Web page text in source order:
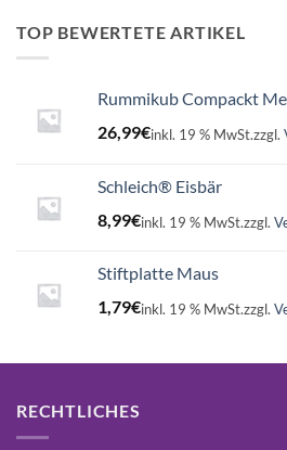
TOP BEWERTETE ARTIKEL
Rummikub Compackt
26,99€inkl. 19 % MwSt.zzgl.
Schleich® Eisbär
8,99€inkl. 19 % MwSt.zzgl.
Stiftplatte Maus
1,79€inkl. 19 % MwSt.zzgl.
RECHTLICHES